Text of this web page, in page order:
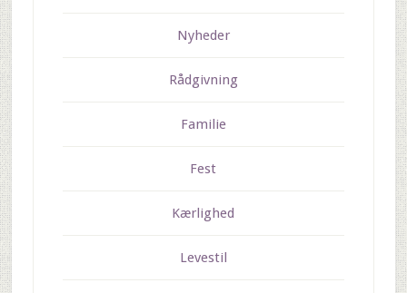
Nyheder
Rådgivning
Familie
Fest
Kærlighed
Levestil